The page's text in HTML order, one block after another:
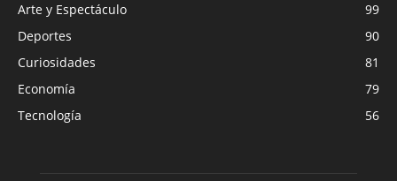
Arte y Espectáculo
99
Deportes
90
Curiosidades
81
Economía
79
Tecnología
56